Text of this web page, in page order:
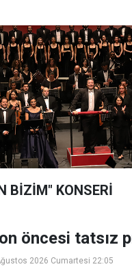
BİZİM" KONSERİ
öncesi tatsız
2026 Cumartesi 22:05